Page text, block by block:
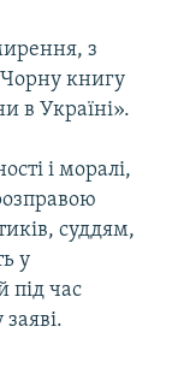
з
книгу
в Україні».
і моралі,
суддям,
у
під час